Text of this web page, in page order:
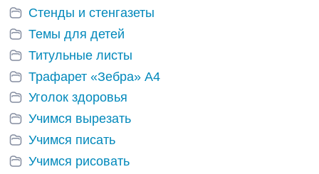
Стенды и стенгазеты
Темы для детей
Титульные листы
Трафарет «Зебра» А4
Уголок здоровья
Учимся вырезать
Учимся писать
Учимся рисовать